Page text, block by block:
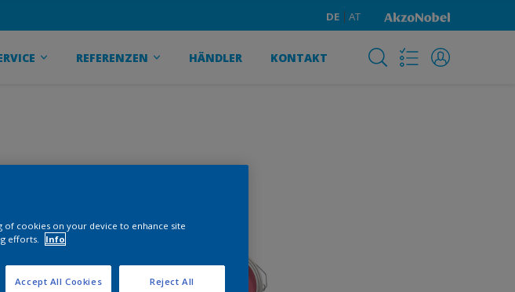
DE AT
REFERENZEN HÄNDLER KONTAKT
of cookies on your device to enhance site
efforts.
Info
Reject All
Accept All Cookies